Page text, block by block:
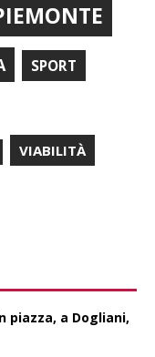
SPORT
VIABILITÀ
piazza, a Dogliani,